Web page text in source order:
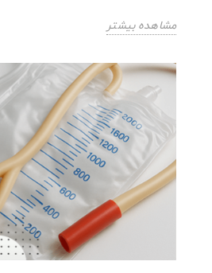
مشاهده بیشتر